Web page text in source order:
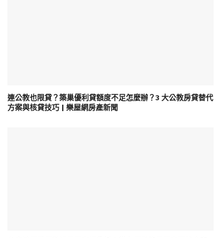
連公教也限貸？築巢優利貸額度不足怎麼辦？3 大公教房貸替代
方案與核貸技巧 | 樂屋網房產新聞